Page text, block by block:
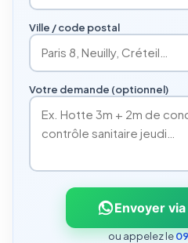
Ville / code postal
Votre demande (optionnel)
Envoyer
ou appelez le